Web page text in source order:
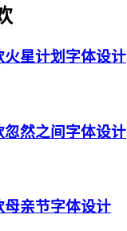
火星计划字体设计
忽然之间字体设计
母亲节字体设计